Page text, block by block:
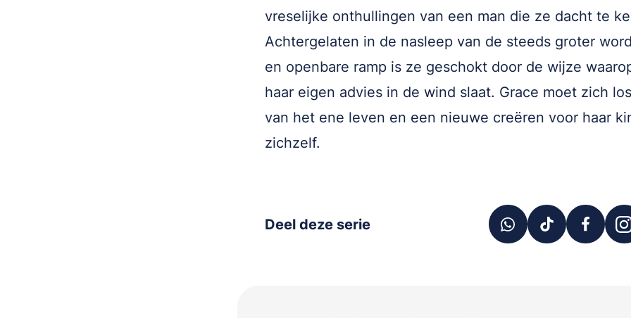
vreselijke onthullingen van een man die ze dacht te
Achtergelaten in de nasleep van de steeds groter
en openbare ramp is ze geschokt door de wijze
haar eigen advies in de wind slaat. Grace moet zich
van het ene leven en een nieuwe creëren voor haar
zichzelf.
Deel deze serie